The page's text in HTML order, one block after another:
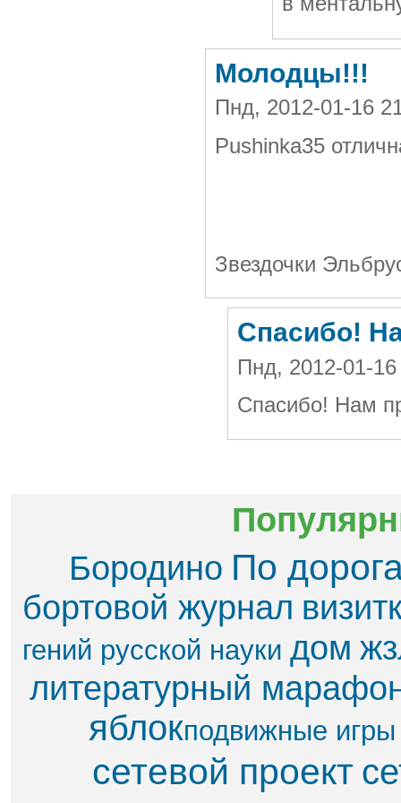
Молодцы!!!
Пнд, 2012-01-16
Pushinka35
Звездочки
Спасибо!
Пнд, 2012-01-
Спасибо! Нам
Бородино По
бортовой журнал
гений русской науки дом
литературный
яблок​подвижные игры
сетевой проект